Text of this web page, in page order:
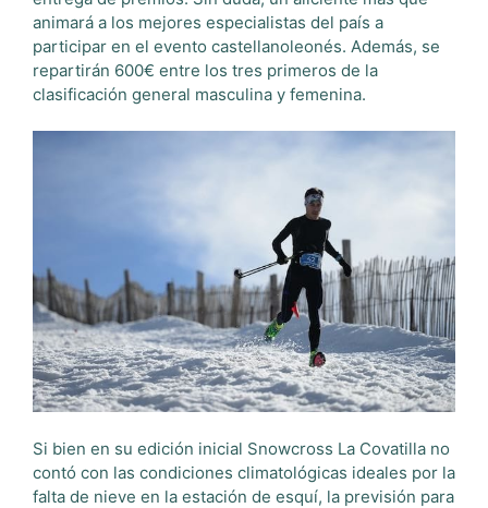
animará a los mejores especialistas del país a
participar en el evento castellanoleonés. Además, se
repartirán 600€ entre los tres primeros de la
clasificación general masculina y femenina.
Si bien en su edición inicial Snowcross La Covatilla no
contó con las condiciones climatológicas ideales por la
falta de nieve en la estación de esquí, la previsión para